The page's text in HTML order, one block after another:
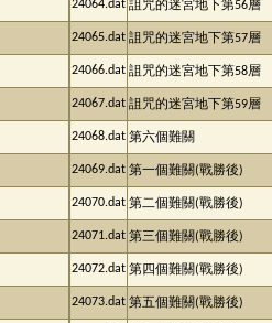
24064.dat 詛咒的迷宮地下第56層
24065.dat 詛咒的迷宮地下第57層
24066.dat 詛咒的迷宮地下第58層
24067.dat 詛咒的迷宮地下第59層
24068.dat 第六個難關
24069.dat 第一個難關(戰勝後)
24070.dat 第二個難關(戰勝後)
24071.dat 第三個難關(戰勝後)
24072.dat 第四個難關(戰勝後)
24073.dat 第五個難關(戰勝後)